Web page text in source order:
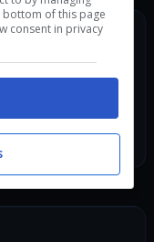
of this page
consent in privacy